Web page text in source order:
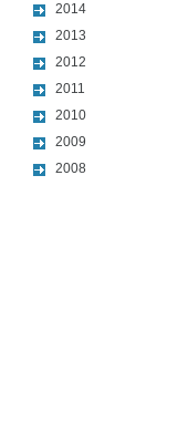
2014
2013
2012
2011
2010
2009
2008